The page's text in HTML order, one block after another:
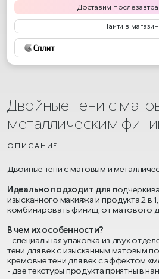
Доставим послезавтра
Найти в
Двойные тени с
металлическим
ОПИСАНИЕ
Двойные тени с матовым и
Идеально подходит для
изысканного макияжа и продукта 2 в
комбинировать финиш, от матового
В чем их особенности?
- специальная упаковка из двух
тени для век с изысканным матовым
кремовые тени для век с эффектом
- две текстуры продукта приятны в